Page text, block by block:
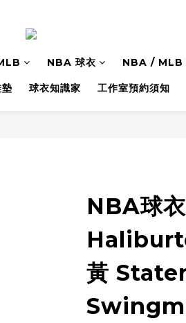
NBA 球衣 NBA / MLB
球衣知識家 工作室預約須知
NBA球
黃